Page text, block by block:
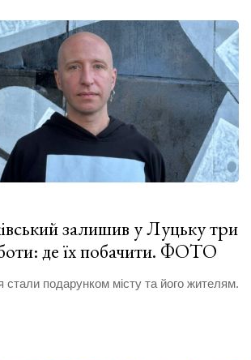
залишив у Луцьку три
де їх побачити. ФОТО
стали подарунком місту та його жителям.